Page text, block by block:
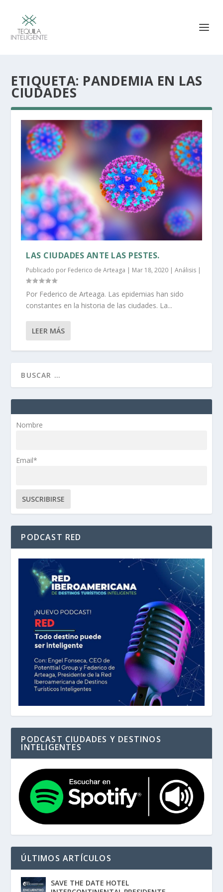
ETIQUETA: PANDEMIA EN LAS
CIUDADES
LAS CIUDADES ANTE LAS PESTES.
Publicado por Federico de Arteaga | Mar 18, 2020 |Análisis |
Por Federico de Arteaga. Las epidemias han sido
constantes en la historia de las ciudades. La...
LEER MÁS
Nombre
Email*
PODCAST RED
PODCAST CIUDADES Y DESTINOS
INTELIGENTES
ÚLTIMOS ARTÍCULOS
SAVE THE DATE HOTEL